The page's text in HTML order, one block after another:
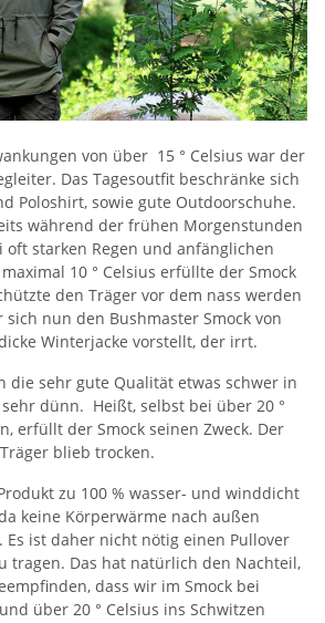
von über 15 ° Celsius war der
Das Tagesoutfit beschränke sich
Poloshirt, sowie gute Outdoorschuhe.
während der frühen Morgenstunden
oft starken Regen und anfänglichen
10 ° Celsius erfüllte der Smock
den Träger vor dem nass werden
nun den Bushmaster Smock von
Winterjacke vorstellt, der irrt.
die sehr gute Qualität etwas schwer in
dünn. Heißt, selbst bei über 20 °
erfüllt der Smock seinen Zweck. Der
Träger blieb trocken.
zu 100 % wasser- und winddicht
keine Körperwärme nach außen
ist daher nicht nötig einen Pullover
tragen. Das hat natürlich den Nachteil,
dass wir im Smock bei
über 20 ° Celsius ins Schwitzen